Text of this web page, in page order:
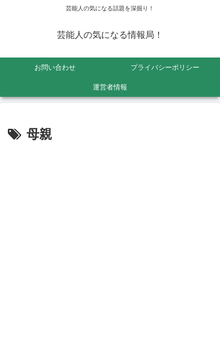
芸能人の気になる話題を深掘り！
芸能人の気になる情報局！
お問い合わせ プライバシーポリシー
運営者情報
母親